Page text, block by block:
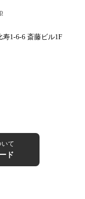
1-6-6 斎藤ビル1F
いて
ド